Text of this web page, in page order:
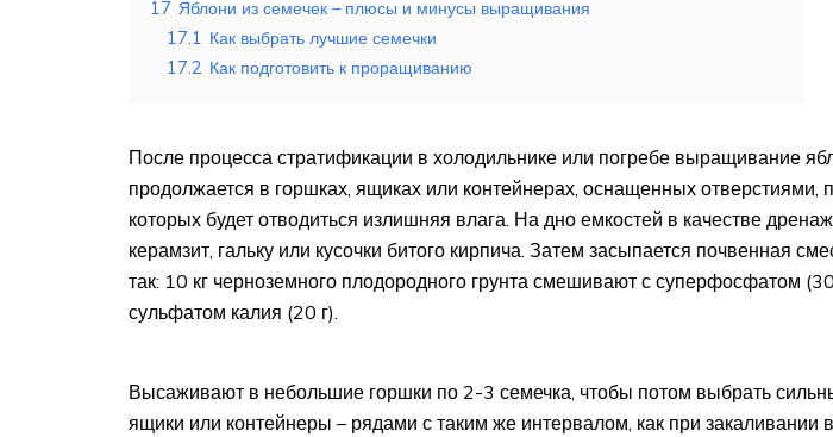
17 Яблони из семечек – плюсы и минусы выращивания
17.1 Как выбрать лучшие семечки
17.2 Как подготовить к проращиванию
После процесса стратификации в холодильнике или погребе выращивание
продолжается в горшках, ящиках или контейнерах, оснащенных отверстиями,
которых будет отводиться излишняя влага. На дно емкостей в качестве
керамзит, гальку или кусочки битого кирпича. Затем засыпается почвенная
так: 10 кг черноземного плодородного грунта смешивают с суперфосфатом
сульфатом калия (20 г).
Высаживают в небольшие горшки по 2-3 семечка, чтобы потом выбрать
ящики или контейнеры – рядами с таким же интервалом, как при закаливании